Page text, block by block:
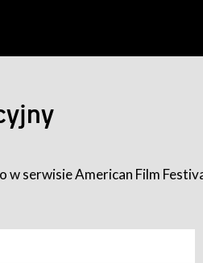
w serwisie American Film